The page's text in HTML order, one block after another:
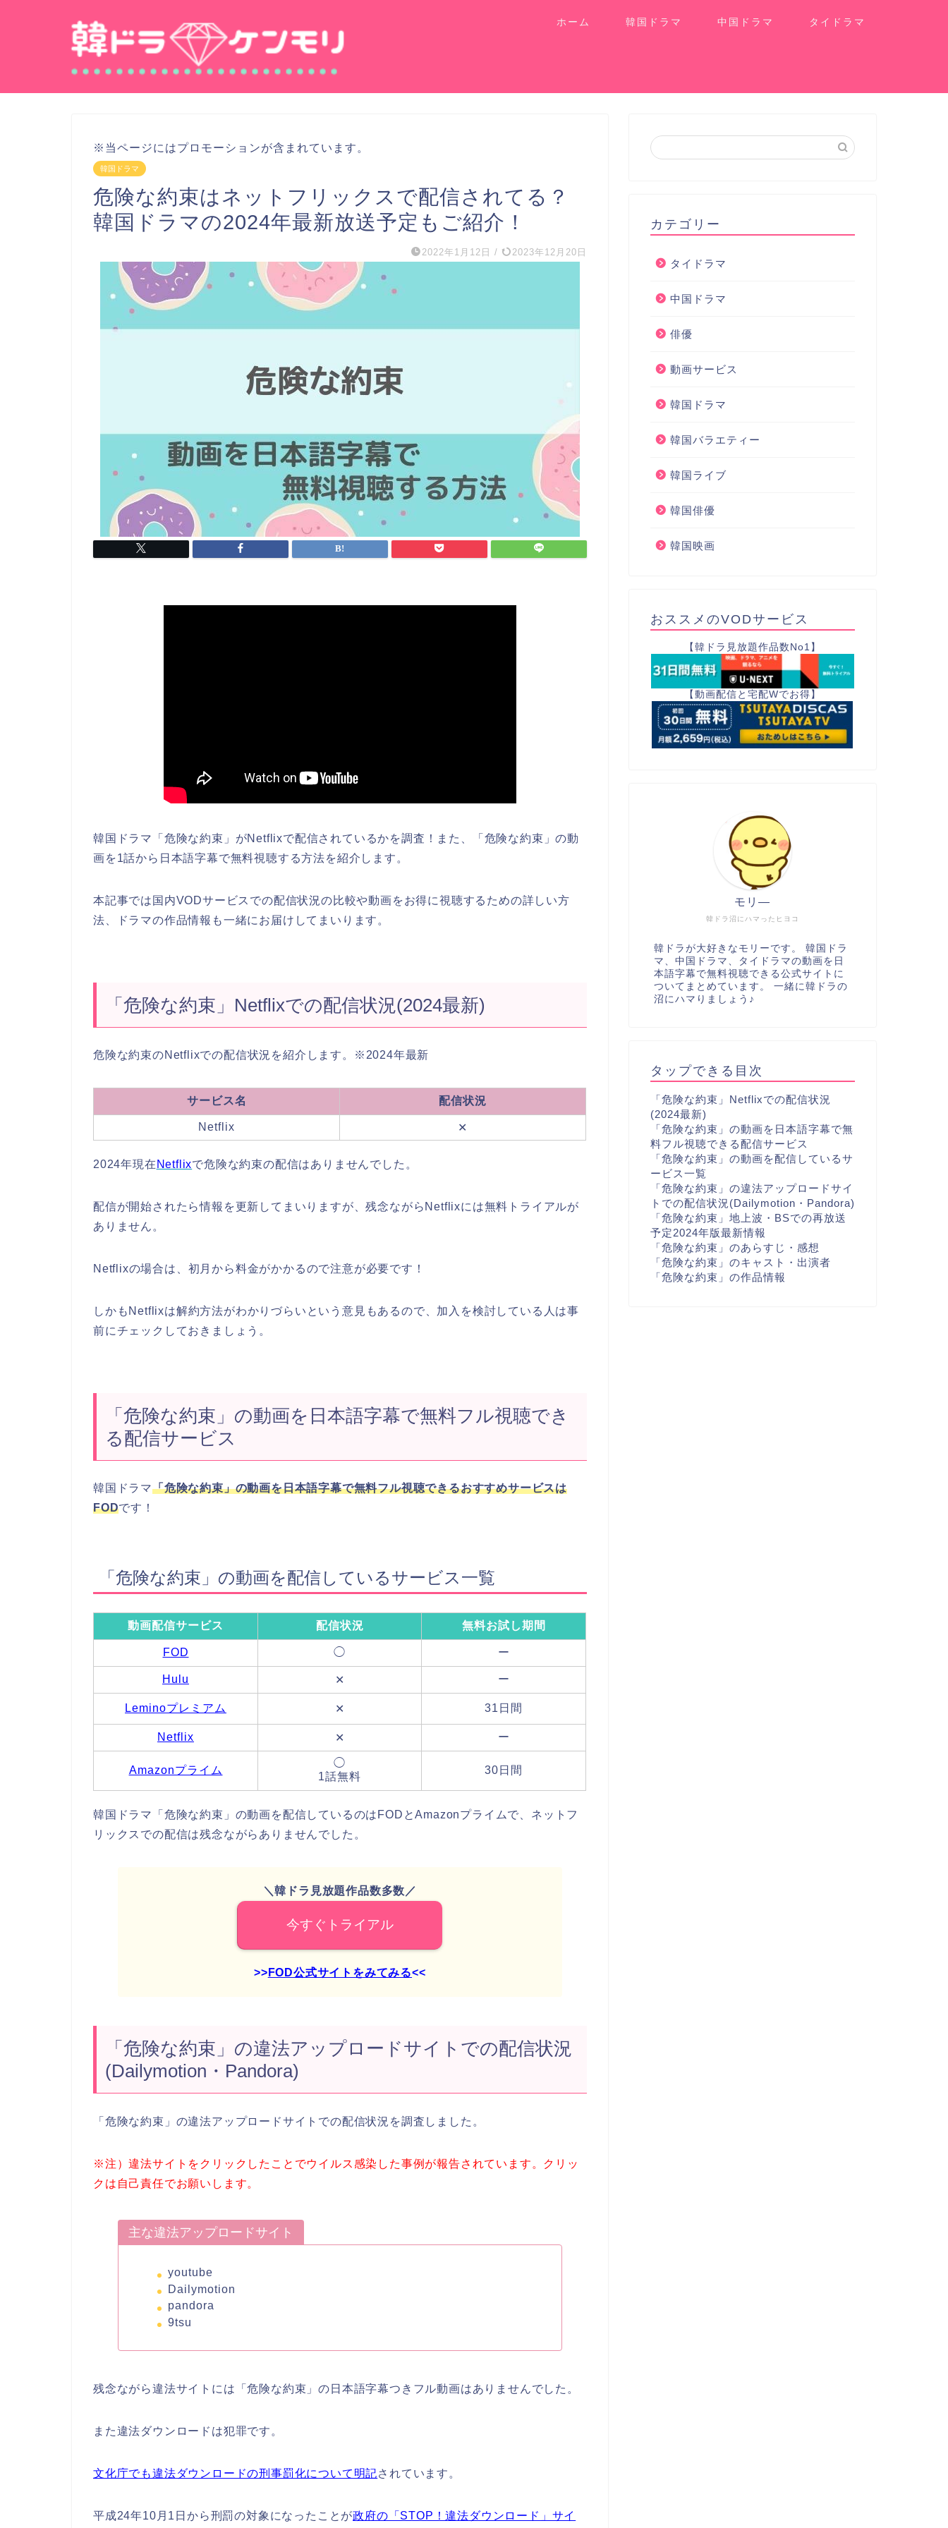
ホーム 韓国ドラマ 中国ドラマ タイドラマ
※当ページにはプロモーションが含まれています。
韓国ドラマ
危険な約束はネットフリックスで配信されてる？
韓国ドラマの2024年最新放送予定もご紹介！
2022年1月12日 / 2023年12月20日
韓国ドラマ「危険な約束」がNetflixで配信されているかを調査！また、「危険な約束」の動
画を1話から日本語字幕で無料視聴する方法を紹介します。
本記事では国内VODサービスでの配信状況の比較や動画をお得に視聴するための詳しい方
法、ドラマの作品情報も一緒にお届けしてまいります。
「危険な約束」Netflixでの配信状況(2024最新)
危険な約束のNetflixでの配信状況を紹介します。※2024年最新
サービス名 配信状況
Netflix ✕
2024年現在 Netflixで危険な約束の配信はありませんでした。
配信が開始されたら情報を更新してまいりますが、残念ながらNetflixには無料トライアルが
ありません。
Netflixの場合は、初月から料金がかかるので注意が必要です！
しかもNetflixは解約方法がわかりづらいという意見もあるので、加入を検討している人は事
前にチェックしておきましょう。
「危険な約束」の動画を日本語字幕で無料フル視聴でき
る配信サービス
韓国ドラマ「危険な約束」の動画を日本語字幕で無料フル視聴できるおすすめサービスは
FODです！
「危険な約束」の動画を配信しているサービス一覧
動画配信サービス 配信状況 無料お試し期間
FOD ◯ ー
Hulu ✕ ー
Leminoプレミアム ✕ 31日間
Netflix ✕ ー
Amazonプライム
◯
1話無料
30日間
韓国ドラマ「危険な約束」の動画を配信しているのはFODとAmazonプライムで、ネットフ
リックスでの配信は残念ながらありませんでした。
＼韓ドラ見放題作品数多数／
今すぐトライアル
>> FOD公式サイトをみてみる<<
「危険な約束」の違法アップロードサイトでの配信状況
(Dailymotion・Pandora)
「危険な約束」の違法アップロードサイトでの配信状況を調査しました。
※注）違法サイトをクリックしたことでウイルス感染した事例が報告されています。クリッ
クは自己責任でお願いします。
主な違法アップロードサイト
youtube
Dailymotion
pandora
9tsu
残念ながら違法サイトには「危険な約束」の日本語字幕つきフル動画はありませんでした。
また違法ダウンロードは犯罪です。
文化庁でも違法ダウンロードの刑事罰化について明記されています。
平成24年10月1日から刑罰の対象になったことが政府の「STOP！違法ダウンロード」サイ
カテゴリー
タイドラマ
中国ドラマ
俳優
動画サービス
韓国ドラマ
韓国バラエティー
韓国ライブ
韓国俳優
韓国映画
おススメのVODサービス
【韓ドラ見放題作品数No1】
【動画配信と宅配Wでお得】
韓ドラ沼にハマったヒヨコ
モリ―
韓ドラが大好きなモリーです。 韓国ドラ
マ、中国ドラマ、タイドラマの動画を日
本語字幕で無料視聴できる公式サイトに
ついてまとめています。 一緒に韓ドラの
沼にハマりましょう♪
タップできる目次
「危険な約束」Netflixでの配信状況
(2024最新)
「危険な約束」の動画を日本語字幕で無
料フル視聴できる配信サービス
「危険な約束」の動画を配信しているサ
ービス一覧
「危険な約束」の違法アップロードサイ
トでの配信状況(Dailymotion・Pandora)
「危険な約束」地上波・BSでの再放送
予定2024年版最新情報
「危険な約束」のあらすじ・感想
「危険な約束」のキャスト・出演者
「危険な約束」の作品情報